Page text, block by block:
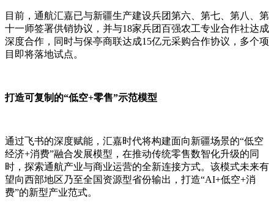
目前，通航汇嘉已与新疆生产建设兵团第六、第七、第八、第
十一师签署供销协议，并与18家兵团百强农工专业合作社达成
深度合作，同时与保亭商联达成15亿元采购合作协议，多个项
目即将落地试点。
打造可复制的“低空+零售”示范模型
通过飞书的深度赋能，汇嘉时代将构建面向新疆场景的“低空
经济+消费”融合发展模型，在推动传统零售数智化升级的同
时，探索通航产业与商业运营的全新连接方式。该模式未来有
望向西部地区乃至全国资源型省份输出，打造“AI+低空+消
费”的新型产业范式。